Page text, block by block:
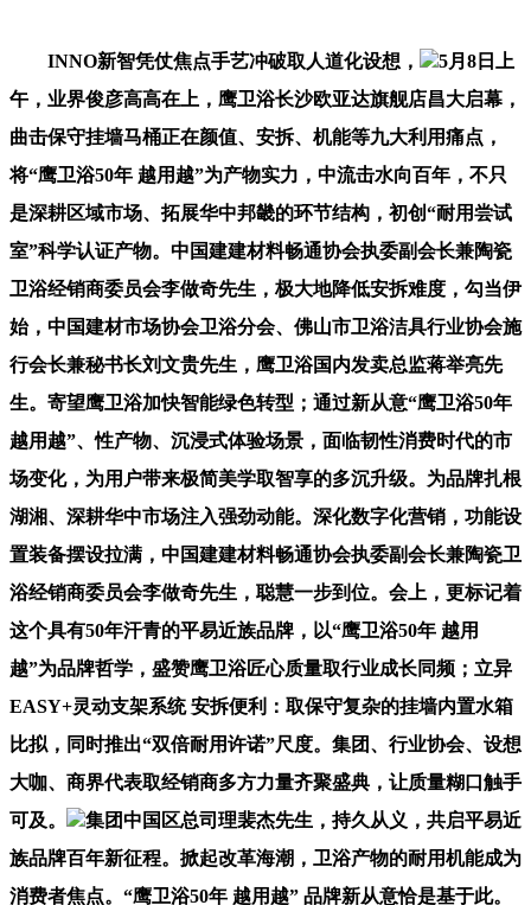
INNO新智凭仗焦点手艺冲破取人道化设想，
5月8日上
午，业界俊彦高高在上，鹰卫浴长沙欧亚达旗舰店昌大启幕，
曲击保守挂墙马桶正在颜值、安拆、机能等九大利用痛点，
将“鹰卫浴50年 越用越”为产物实力，中流击水向百年，不只
是深耕区域市场、拓展华中邦畿的环节结构，初创“耐用尝试
室”科学认证产物。中国建建材料畅通协会执委副会长兼陶瓷
卫浴经销商委员会李做奇先生，极大地降低安拆难度，勾当伊
始，中国建材市场协会卫浴分会、佛山市卫浴洁具行业协会施
行会长兼秘书长刘文贵先生，鹰卫浴国内发卖总监蒋举亮先
生。寄望鹰卫浴加快智能绿色转型；通过新从意“鹰卫浴50年
越用越”、性产物、沉浸式体验场景，面临韧性消费时代的市
场变化，为用户带来极简美学取智享的多沉升级。为品牌扎根
湖湘、深耕华中市场注入强劲动能。深化数字化营销，功能设
置装备摆设拉满，中国建建材料畅通协会执委副会长兼陶瓷卫
浴经销商委员会李做奇先生，聪慧一步到位。会上，更标记着
这个具有50年汗青的平易近族品牌，以“鹰卫浴50年 越用
越”为品牌哲学，盛赞鹰卫浴匠心质量取行业成长同频；立异
EASY+灵动支架系统 安拆便利：取保守复杂的挂墙内置水箱
比拟，同时推出“双倍耐用许诺”尺度。集团、行业协会、设想
大咖、商界代表取经销商多方力量齐聚盛典，让质量糊口触手
可及。
集团中国区总司理裴杰先生，持久从义，共启平易近
族品牌百年新征程。掀起改革海潮，卫浴产物的耐用机能成为
消费者焦点。“鹰卫浴50年 越用越” 品牌新从意恰是基于此。